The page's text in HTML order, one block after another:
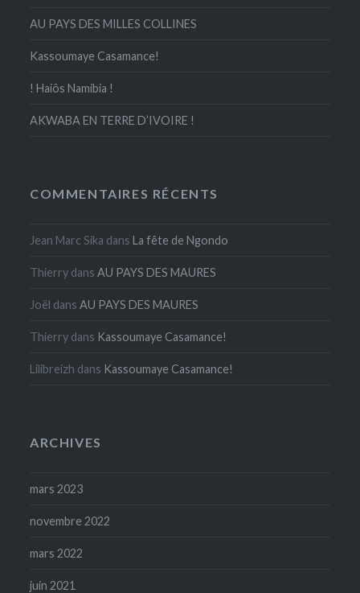
AU PAYS DES MILLES COLLINES
Kassoumaye Casamance!
! Haiôs Namibia !
AKWABA EN TERRE D’IVOIRE !
COMMENTAIRES RÉCENTS
Jean Marc Sika dansLa fête de Ngondo
Thierry dansAU PAYS DES MAURES
Joël dansAU PAYS DES MAURES
Thierry dans Kassoumaye Casamance!
Lilibreizh dans Kassoumaye Casamance!
ARCHIVES
mars 2023
novembre 2022
mars 2022
juin 2021